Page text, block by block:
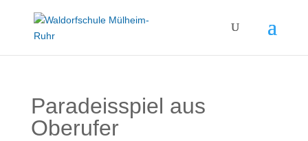
Paradeisspiel aus
Oberufer